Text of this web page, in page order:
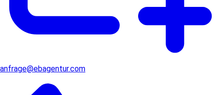
anfrage@ebagentur.com